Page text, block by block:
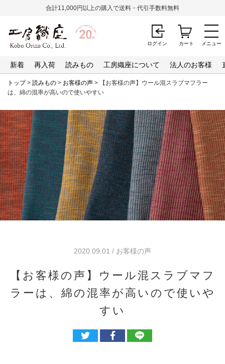
メニュー
合計11,000円以上の購入で送料・代引手数料無料
新着 再入荷 読みもの 工房織座について 法人のお客様
ログイン カート
トップ> 読みもの > お客様の声 > 【お客様の声】ウール混スラブマフラー
は、綿の混率が高いので使いやすい
2020.09.01 / お客様の声
【お客様の声】ウール混スラブマフ
ラーは、綿の混率が高いので使いや
すい